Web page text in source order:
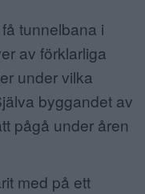
tunnelbana i
av förklarliga
under vilka
byggandet av
pågå under åren
med på ett